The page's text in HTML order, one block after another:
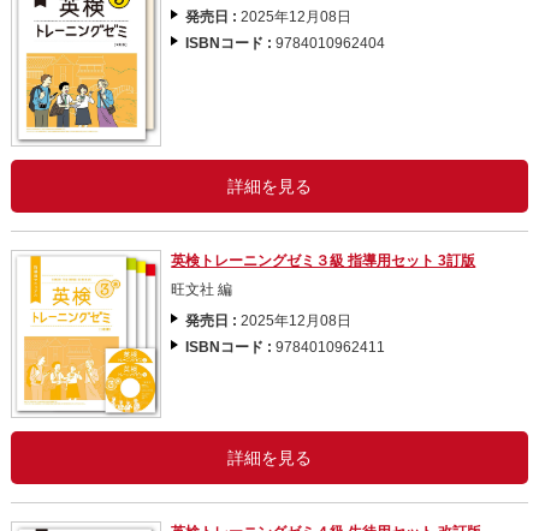
発売日 :2025年12月08日
ISBNコード :9784010962404
詳細を見る
英検トレーニングゼミ３級 指導用セット 3訂版
旺文社 編
発売日 :2025年12月08日
ISBNコード :9784010962411
詳細を見る